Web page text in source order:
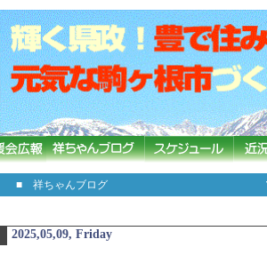
■ 祥ちゃんブログ
2025,05,09, Friday